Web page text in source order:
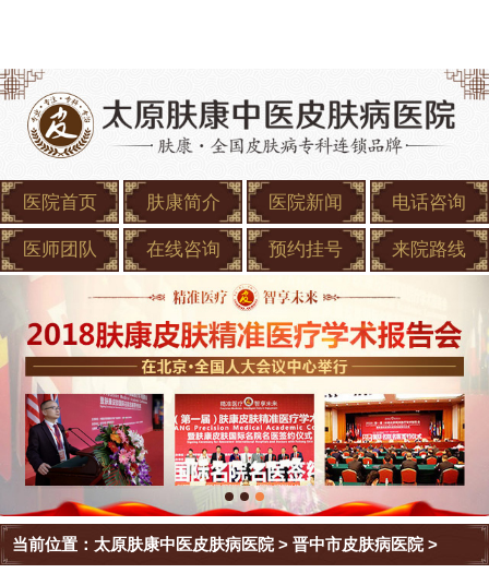
医院首页 肤康简介 医院新闻 电话咨询
医师团队 在线咨询 预约挂号 来院路线
当前位置： 太原肤康中医皮肤病医院>晋中市皮肤病医院>